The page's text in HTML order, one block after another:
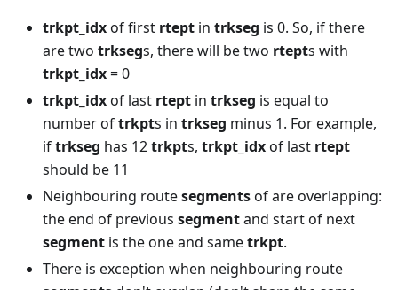
trkpt_idxof first rtept in trkseg is 0. So, if there
are two trksegs, there will be two rtepts with
trkpt_idx= 0
trkpt_idxof last rtept in trkseg is equal to
number oftrkpts in trkseg minus 1. For example,
iftrkseg has 12trkpts, trkpt_idxof last rtept
should be 11
Neighbouring routesegmentsof are overlapping:
the end of previous segmentand start of next
segment is the one and sametrkpt.
There is exception when neighbouring route